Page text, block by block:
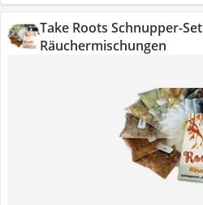
Take Roots Schnupper-Set
Räuchermischungen